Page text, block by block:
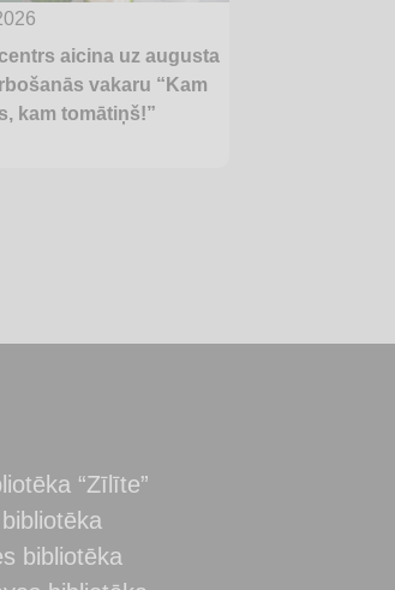
aicina uz augusta
vakaru “Kam
kam tomātiņš!”
“Zīlīte”
bibliotēka